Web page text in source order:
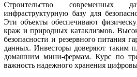
Строительство современных
инфраструктурную базу для
Эти объекты обеспечивают
краж и природных катаклизмов.
безопасности и резервного питания
данных. Инвесторы доверяют таким
домашним мини-фермам. Курс по
важность надежного хранения